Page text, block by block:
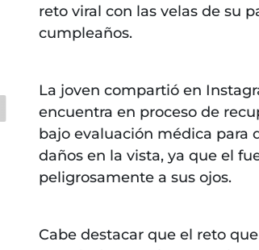
reto viral con las velas de su
cumpleaños.
La joven compartió en
encuentra en proceso de
bajo evaluación médica para
daños en la vista, ya que el
peligrosamente a sus ojos.
Cabe destacar que el reto